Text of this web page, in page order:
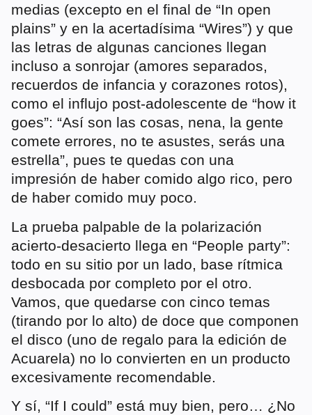
medias (excepto en el final de “In open
plains” y en la acertadísima “Wires”) y que
las letras de algunas canciones llegan
incluso a sonrojar (amores separados,
recuerdos de infancia y corazones rotos),
como el influjo post-adolescente de “how it
goes”: “Así son las cosas, nena, la gente
comete errores, no te asustes, serás una
estrella”, pues te quedas con una
impresión de haber comido algo rico, pero
de haber comido muy poco.
La prueba palpable de la polarización
acierto-desacierto llega en “People party”:
todo en su sitio por un lado, base rítmica
desbocada por completo por el otro.
Vamos, que quedarse con cinco temas
(tirando por lo alto) de doce que componen
el disco (uno de regalo para la edición de
Acuarela) no lo convierten en un producto
excesivamente recomendable.
Y sí, “If I could” está muy bien, pero… ¿No